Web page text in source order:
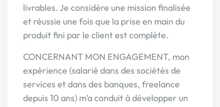
livrables. Je considère une mission finalisée
et réussie une fois que la prise en main du
produit fini par le client est complète.
CONCERNANT MON ENGAGEMENT, mon
expérience (salarié dans des sociétés de
services et dans des banques, freelance
depuis 10 ans) m’a conduit à développer un